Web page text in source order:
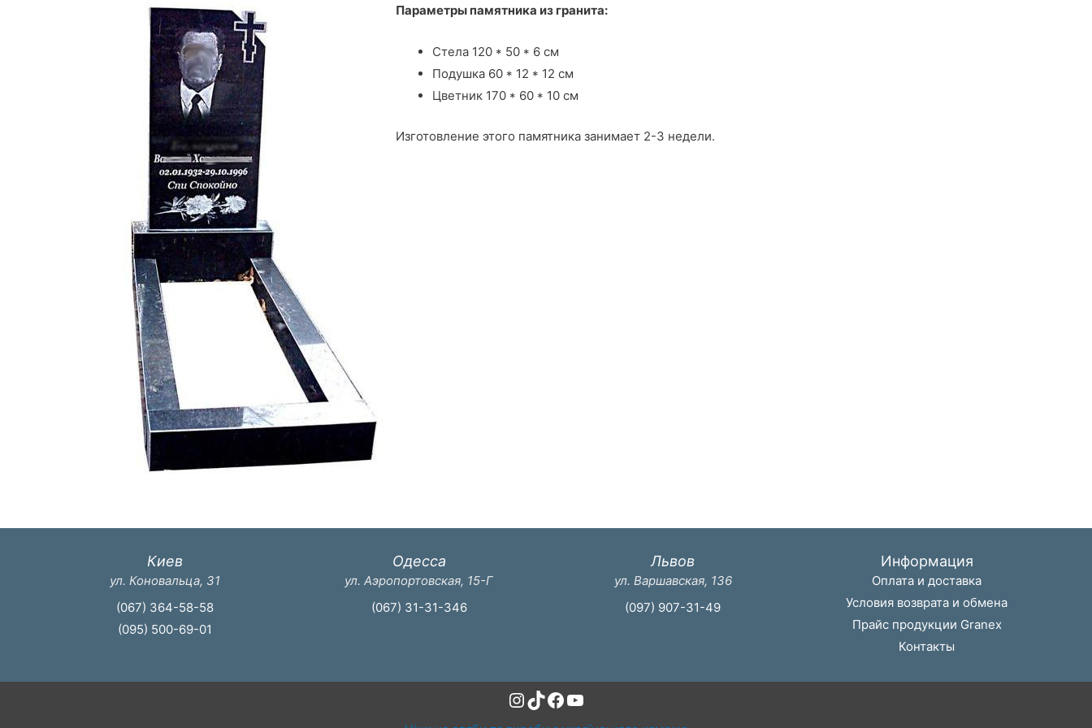
Параметры памятника из гранита:
Стела 120 * 50 * 6 см
Подушка 60 * 12 * 12 см
Цветник 170 * 60 * 10 см
Изготовление этого памятника занимает 2-3 недели.
Киев
ул. Коновальца, 31
(067) 364-58-58
(095) 500-69-01
Одесса
ул. Аэропортовская, 15-Г
(067) 31-31-346
Львов
ул. Варшавская, 136
(097) 907-31-49
Информация
Оплата и доставка
Условия возврата и обмена
Прайс продукции Granex
Контакты
Instagram
TikTok
Facebook
YouTube